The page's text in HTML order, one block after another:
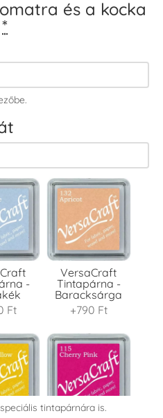
és a kocka
*
-
Ft
VersaCraft
Tintapárna -
Baracksárga
+790 Ft
tintapárnára is.